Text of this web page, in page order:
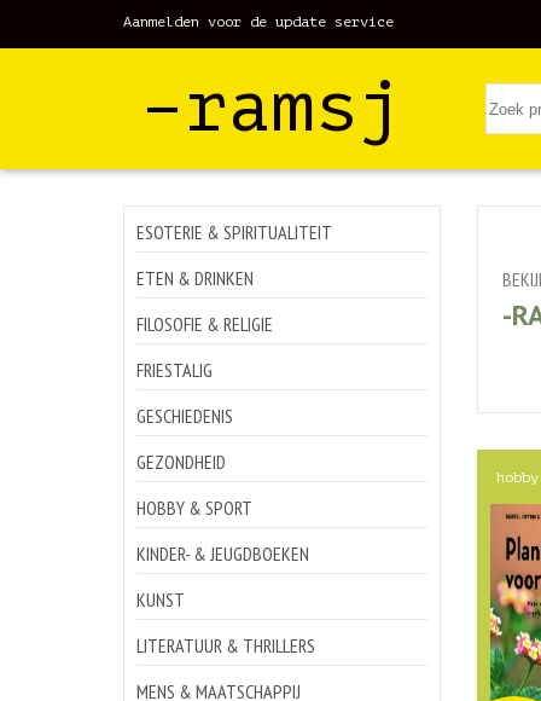
Aanmelden voor de update service
–ramsj
ESOTERIE & SPIRITUALITEIT
ETEN & DRINKEN
FILOSOFIE & RELIGIE
FRIESTALIG
GESCHIEDENIS
GEZONDHEID
HOBBY & SPORT
KINDER- & JEUGDBOEKEN
KUNST
LITERATUUR & THRILLERS
MENS & MAATSCHAPPIJ
-